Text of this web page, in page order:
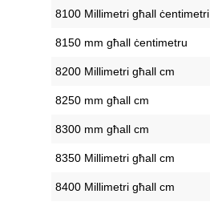
8100 Millimetri għall ċentimetri
8150 mm għall ċentimetru
8200 Millimetri għall cm
8250 mm għall cm
8300 mm għall cm
8350 Millimetri għall cm
8400 Millimetri għall cm